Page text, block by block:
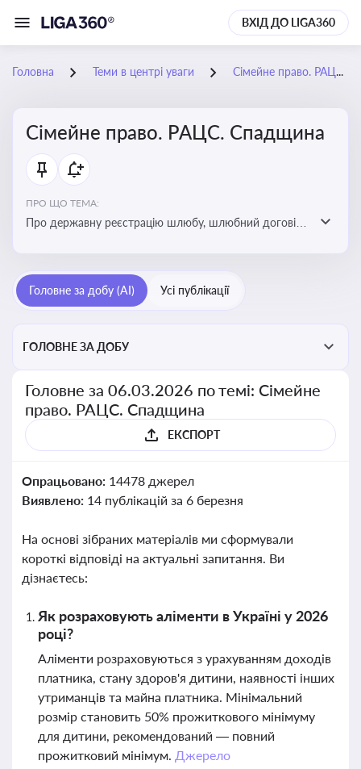
ВХІД ДО LIGA360
Головна Теми в центрі уваги Сімейне право. РАЦС. Спадщина
Сімейне право. РАЦС. Спадщина
ПРО ЩО ТЕМА:
Про державну реєстрацію шлюбу, шлюбний договір,
прийомну сім’ю, визнання недієздатності,
позбавлення батьківських прав, виховання дитини,
Головне за добу (AI) Усі публікації
ГОЛОВНЕ ЗА ДОБУ
Головне за 06.03.2026 по темі: Сімейне
право. РАЦС. Спадщина
ЕКСПОРТ
Опрацьовано: 14478 джерел
Виявлено: 14 публікацій за 6 березня
На основі зібраних матеріалів ми сформували
короткі відповіді на актуальні запитання. Ви
дізнаєтесь:
Як розраховують аліменти в Україні у 2026
році?
Аліменти розраховуються з урахуванням доходів
платника, стану здоров'я дитини, наявності інших
утриманців та майна платника. Мінімальний
розмір становить 50% прожиткового мінімуму
для дитини, рекомендований — повний
прожитковий мінімум. Джерело